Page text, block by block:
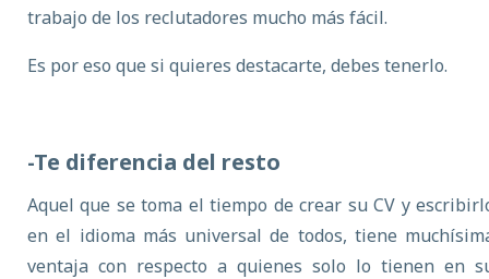
trabajo de los reclutadores mucho más fácil.
Es por eso que si quieres destacarte, debes tenerlo.
-Te diferencia del resto
Aquel que se toma el tiempo de crear su CV y
en el idioma más universal de todos, tiene
ventaja con respecto a quienes solo lo tienen en